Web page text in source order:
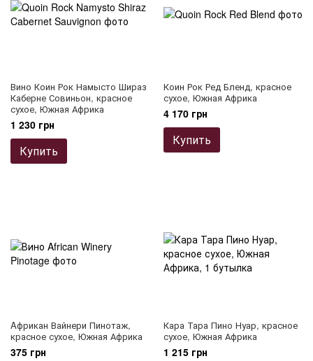
Вино Коин Рок Намысто Шираз
Каберне Совиньон, красное
сухое, Южная Африка
1 230 грн
Купить
Коин Рок Ред Бленд, красное
сухое, Южная Африка
4 170 грн
Купить
Aфрикан Вайнери Пинотаж,
красное сухое, Южная Африка
375 грн
Кара Тара Пино Нуар, красное
сухое, Южная Африка
1 215 грн